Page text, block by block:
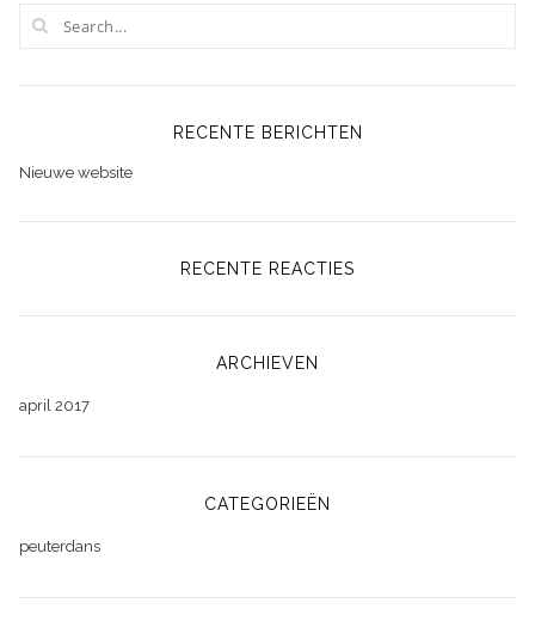
RECENTE BERICHTEN
Nieuwe website
RECENTE REACTIES
ARCHIEVEN
april 2017
CATEGORIEËN
peuterdans